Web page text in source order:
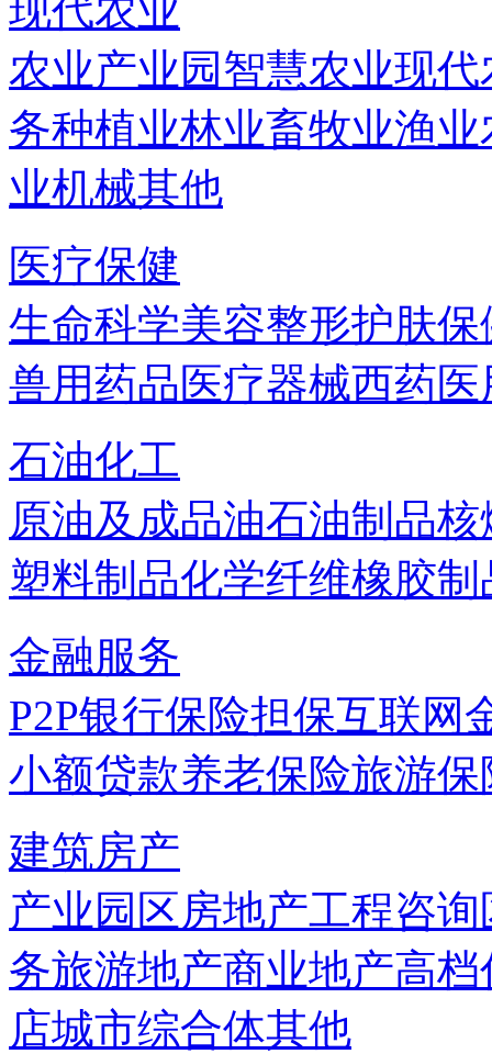
现代农业
农业产业园智慧农业现代
务种植业林业畜牧业渔业
业机械其他
医疗保健
生命科学美容整形护肤保
兽用药品医疗器械西药
石油化工
原油及成品油石油制品核
塑料制品化学纤维橡胶制
金融服务
P2P银行保险担保互联网
小额贷款养老保险旅游保
建筑房产
产业园区房地产工程咨询
务旅游地产商业地产高档
店城市综合体其他